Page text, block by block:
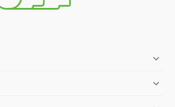

